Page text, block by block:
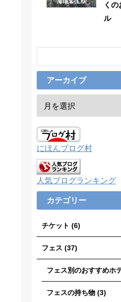
く
ル
アーカイブ
にほんブログ村
人気ブログランキング
カテゴリー
チケット (6)
フェス (37)
フェス別のおすすめホ
フェスの持ち物 (3)